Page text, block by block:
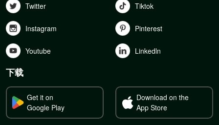
Twitter Tiktok
Instagram Pinterest
Youtube Linkedln
下载
Get it on
Google Play
Download on the
App Store